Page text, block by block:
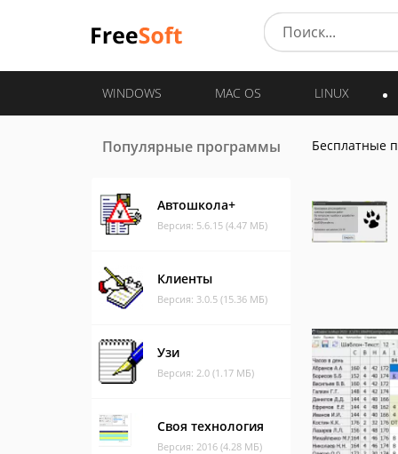
WINDOWS MAC OS LINUX
Популярные программы
Автошкола+
Версия: 5.6.15 (4.47 МБ)
Клиенты
Версия: 3.0.5 (15.36 МБ)
Узи
Версия: 2.0 (1.17 МБ)
Своя технология
Версия: 2016 (4.28 МБ)
Бесплатные